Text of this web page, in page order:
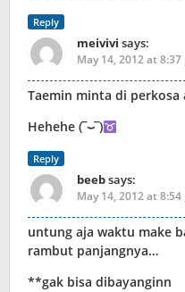
Reply
meivivi says:
May 14, 2012 at 8:37
Taemin minta di perkosa
Hehehe (‾⌣‾)
Reply
beebsays:
May 14, 2012 at 8:54
untung aja waktu make
rambut panjangnya…
**gak bisa dibayanginn